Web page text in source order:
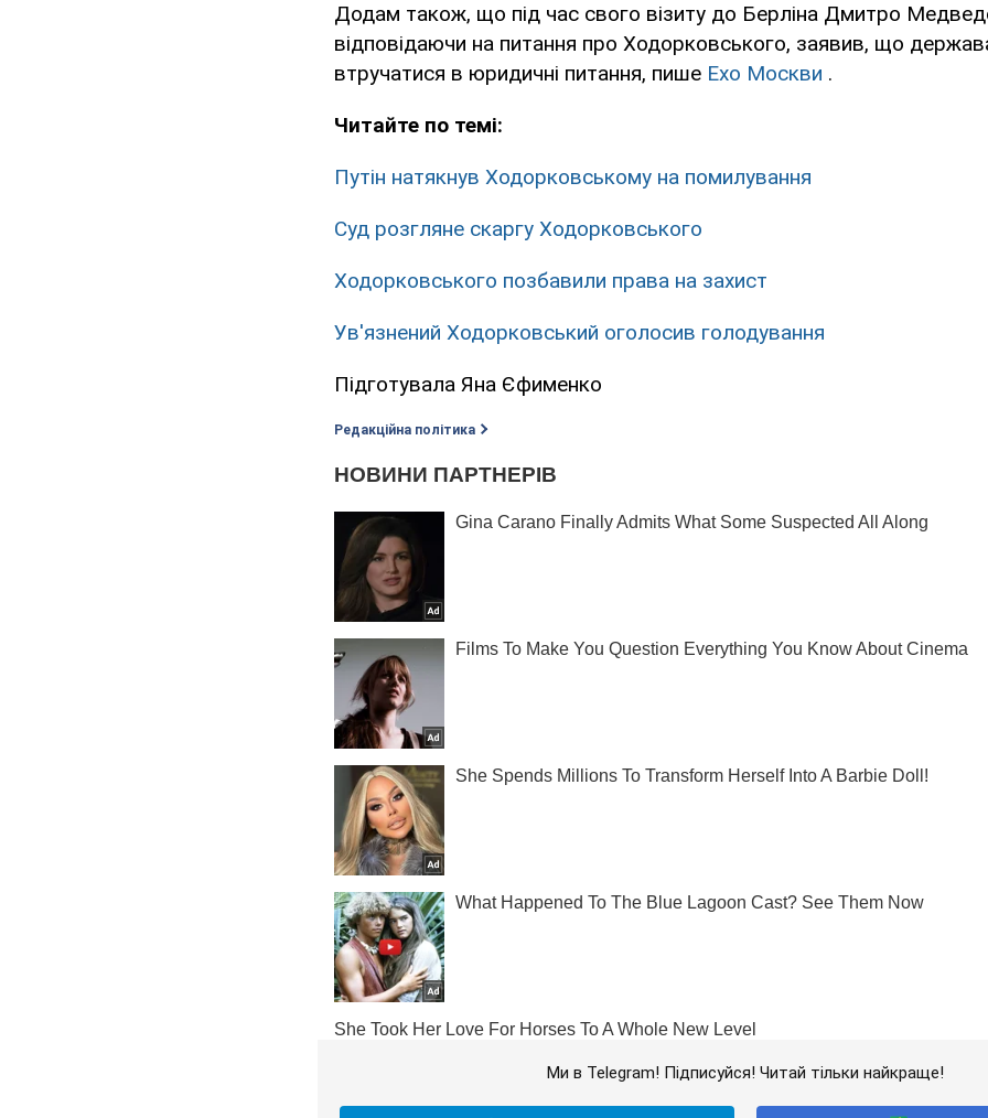
Додам також, що під час свого візиту до Берліна Дмитро
відповідаючи на питання про Ходорковського, заявив, що
втручатися в юридичні питання, пише Ехо Москви .
Читайте по темі:
Путін натякнув Ходорковському на помилування
Суд розгляне скаргу Ходорковського
Ходорковського позбавили права на захист
Ув'язнений Ходорковський оголосив голодування
Підготувала Яна Єфименко
Редакційна політика
Ми в Telegram! Підписуйся! Читай тільки найкраще!